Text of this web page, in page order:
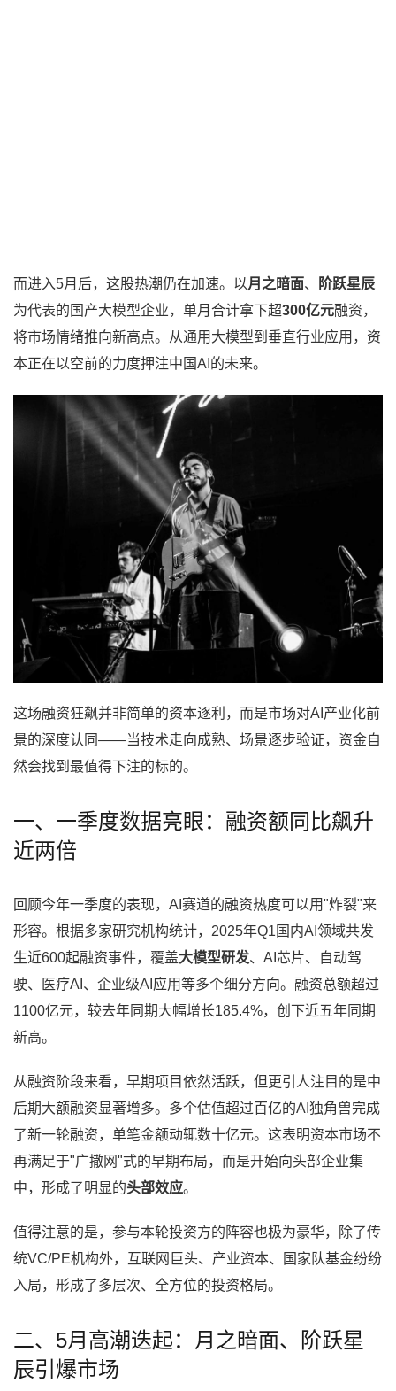
而进入5月后，这股热潮仍在加速。以 月之暗面、
阶跃星辰
为代表的国产大模型企业，单月合计拿下超300亿元融资，
将市场情绪推向新高点。从通用大模型到垂直行业应用，资
本正在以空前的力度押注中国AI的未来。
这场融资狂飙并非简单的资本逐利，而是市场对AI产业化前
景的深度认同——当技术走向成熟、场景逐步验证，资金自
然会找到最值得下注的标的。
一、一季度数据亮眼：融资额同比飙升
近两倍
回顾今年一季度的表现，AI赛道的融资热度可以用"炸裂"来
形容。根据多家研究机构统计，2025年Q1国内AI领域共发
生近600起融资事件，覆盖大模型研发、AI芯片、自动驾
驶、医疗AI、企业级AI应用等多个细分方向。融资总额超过
1100亿元，较去年同期大幅增长185.4%，创下近五年同期
新高。
从融资阶段来看，早期项目依然活跃，但更引人注目的是中
后期大额融资显著增多。多个估值超过百亿的AI独角兽完成
了新一轮融资，单笔金额动辄数十亿元。这表明资本市场不
再满足于"广撒网"式的早期布局，而是开始向头部企业集
中，形成了明显的头部效应。
值得注意的是，参与本轮投资方的阵容也极为豪华，除了传
统VC/PE机构外，互联网巨头、产业资本、国家队基金纷纷
入局，形成了多层次、全方位的投资格局。
二、5月高潮迭起：月之暗面、阶跃星
辰引爆市场